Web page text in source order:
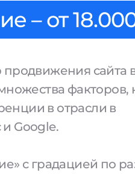
– от
продвижения сайта
факторов,
в отрасли в
Google.
с градацией по